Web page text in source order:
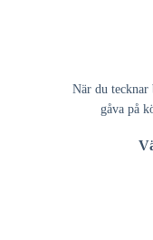
När du tecknar
gåva på